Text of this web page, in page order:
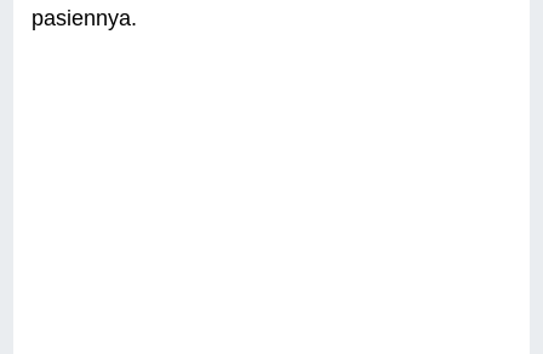
pasiennya.